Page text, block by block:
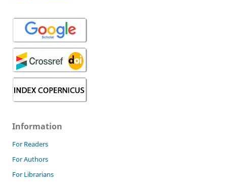
Information
For Readers
For Authors
For Librarians